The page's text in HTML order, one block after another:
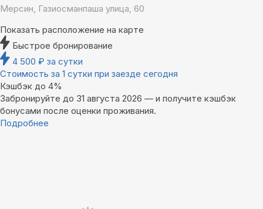
Мерсин, Газиосманпаша улица, 60
Показать расположение на карте
Быстрое бронирование
4 500 ₽ за сутки
Стоимость за 1 сутки при заезде сегодня
Кэшбэк до 4%
Забронируйте до 31 августа 2026 — и получите кэшбэк
бонусами после оценки проживания.
Подробнее